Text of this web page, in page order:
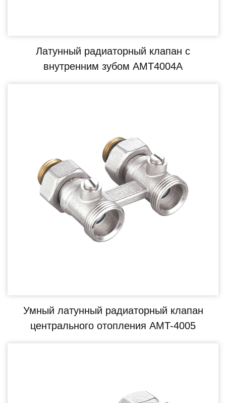
Латунный радиаторный клапан с
внутренним зубом AMT4004A
Умный латунный радиаторный клапан
центрального отопления AMT-4005